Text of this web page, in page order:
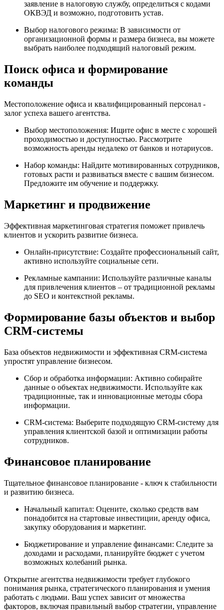
заявление в налоговую службу, определиться с кодами
ОКВЭД и возможно, подготовить устав.
Выбор налогового режима: В зависимости от
организационной формы и размера бизнеса, вы можете
выбрать наиболее подходящий налоговый режим.
Поиск офиса и формирование
команды
Местоположение офиса и квалифицированный персонал -
залог успеха вашего агентства.
Выбор местоположения: Ищите офис в месте с хорошей
проходимостью и доступностью. Рассмотрите
возможность аренды недалеко от банков и нотариусов.
Набор команды: Найдите мотивированных сотрудников,
готовых расти и развиваться вместе с вашим бизнесом.
Предложите им обучение и поддержку.
Маркетинг и продвижение
Эффективная маркетинговая стратегия поможет привлечь
клиентов и ускорить развитие бизнеса.
Онлайн-присутствие: Создайте профессиональный сайт,
активно используйте социальные сети.
Рекламные кампании: Используйте различные каналы
для привлечения клиентов – от традиционной рекламы
до SEO и контекстной рекламы.
Формирование базы объектов и выбор
CRM-системы
База объектов недвижимости и эффективная CRM-система
упростят управление бизнесом.
Сбор и обработка информации: Активно собирайте
данные о объектах недвижимости. Используйте как
традиционные, так и инновационные методы сбора
информации.
CRM-система: Выберите подходящую CRM-систему для
управления клиентской базой и оптимизации работы
сотрудников.
Финансовое планирование
Тщательное финансовое планирование - ключ к стабильности
и развитию бизнеса.
Начальный капитал: Оцените, сколько средств вам
понадобится на стартовые инвестиции, аренду офиса,
закупку оборудования и маркетинг.
Бюджетирование и управление финансами: Следите за
доходами и расходами, планируйте бюджет с учетом
возможных колебаний рынка.
Открытие агентства недвижимости требует глубокого
понимания рынка, стратегического планирования и умения
работать с людьми. Ваш успех зависит от множества
факторов, включая правильный выбор стратегии, управление